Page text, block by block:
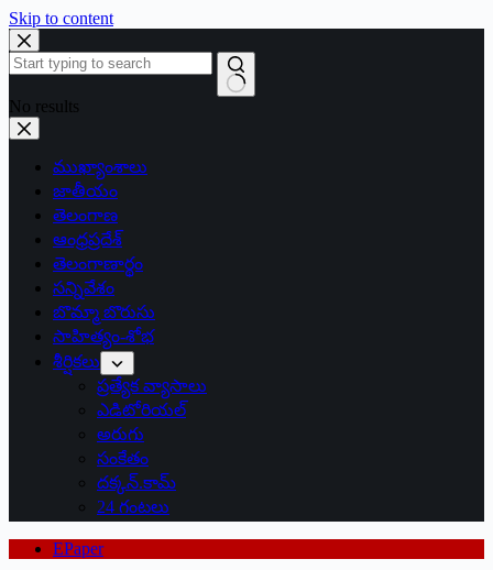
Skip to content
No results
ముఖ్యాంశాలు
జాతీయం
తెలంగాణ
ఆంధ్రప్రదేశ్
తెలంగాణార్థం
సన్నివేశం
బొమ్మా బొరుసు
సాహిత్యం-శోభ
శీర్షికలు
ప్రత్యేక వ్యాసాలు
ఎడిటోరియల్
అరుగు
సంకేతం
దక్కన్.కామ్
24 గంటలు
EPaper